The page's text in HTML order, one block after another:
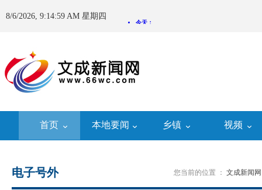
8/6/2026, 9:15:00 AM 星期四
首页 本地要闻 乡镇 视频
您当前的位置 ： 文成新闻网
电子号外